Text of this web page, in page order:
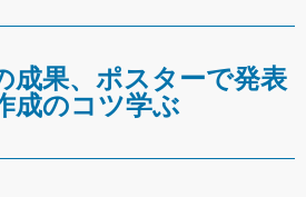
成果、ポスターで発表
成のコツ学ぶ